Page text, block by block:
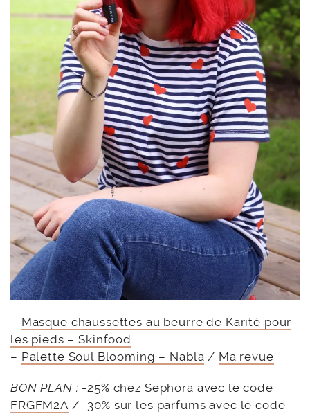
– Masque chaussettes au beurre de Karité pour
les pieds – Skinfood
– Palette Soul Blooming – Nabla / Ma revue
BON PLAN : -25% chez Sephora avec le code
FRGFM2A / -30% sur les parfums avec le code